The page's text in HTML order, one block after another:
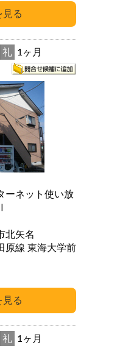
礼 1ヶ月
ーネット使い放
北矢名
原線 東海大学前
礼 1ヶ月